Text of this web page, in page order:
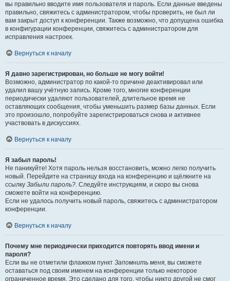
вы правильно вводите имя пользователя и пароль. Если данные введены
правильно, свяжитесь с администратором, чтобы проверить, не был ли
вам закрыт доступ к конференции. Также возможно, что допущена ошибка
в конфигурации конференции, свяжитесь с администратором для
исправления настроек.
Вернуться к началу
Я давно зарегистрирован, но больше не могу войти!
Возможно, администратор по какой-то причине деактивировал или
удалил вашу учётную запись. Кроме того, многие конференции
периодически удаляют пользователей, длительное время не
оставляющих сообщения, чтобы уменьшить размер базы данных. Если
это произошло, попробуйте зарегистрироваться снова и активнее
участвовать в дискуссиях.
Вернуться к началу
Я забыл пароль!
Не паникуйте! Хотя пароль нельзя восстановить, можно легко получить
новый. Перейдите на страницу входа на конференцию и щёлкните на
ссылку Забыли пароль?. Следуйте инструкциям, и скоро вы снова
сможете войти на конференцию.
Если не удалось получить новый пароль, свяжитесь с администратором
конференции.
Вернуться к началу
Почему мне периодически приходится повторять ввод имени и
пароля?
Если вы не отметили флажком пункт Запомнить меня, вы сможете
оставаться под своим именем на конференции только некоторое
ограниченное время. Это сделано для того, чтобы никто другой не смог